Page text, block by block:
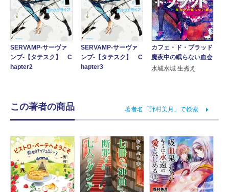
SERVAMP-サーヴァ
ンプ-【タテスク】 C
hapter2
SERVAMP-サーヴァ
ンプ-【タテスク】 C
hapter3
カフェ・ド・ブラッド
魔夜中の眠らない血会
水城水城 生煮え
この著者の商品 著者名「野村美月」で検索